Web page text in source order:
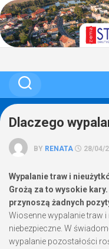
Skip
to
content
Dlaczego
BY RENATA 28/04/
Wypalanie traw i
Grożą za to wysokie
przynoszą żadnych
Wiosenne wypalanie traw
niebezpieczne. W
wypalanie pozostałości